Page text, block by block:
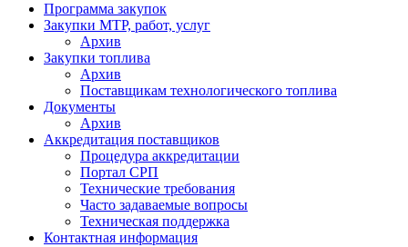
Программа закупок
Закупки МТР, работ, услуг
Архив
Закупки топлива
Архив
Поставщикам технологического топлива
Документы
Архив
Аккредитация поставщиков
Процедура аккредитации
Портал СРП
Технические требования
Часто задаваемые вопросы
Техническая поддержка
Контактная информация